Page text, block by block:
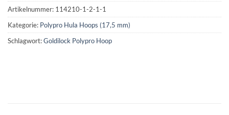
Artikelnummer: 114210-1-2-1-1
Kategorie: Polypro Hula Hoops (17,5 mm)
Schlagwort:Goldilock Polypro Hoop